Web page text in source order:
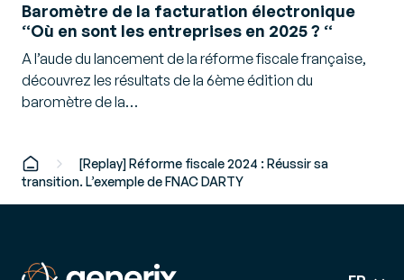
Baromètre de la facturation électronique
“Où en sont les entreprises en 2025 ? “
A l’aude du lancement de la réforme fiscale française,
découvrez les résultats de la 6ème édition du
baromètre de la…
[Replay] Réforme fiscale 2024 : Réussir sa
transition. L’exemple de FNAC DARTY